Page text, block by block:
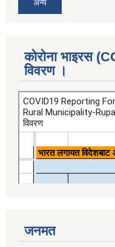
अन्य
कोरोना भाइरस
विवरण ।
जनमत